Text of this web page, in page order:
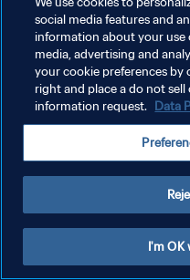
social media features and
information about your use
media, advertising and
your cookie preferences
right and place a do not
information request. Data
I'm